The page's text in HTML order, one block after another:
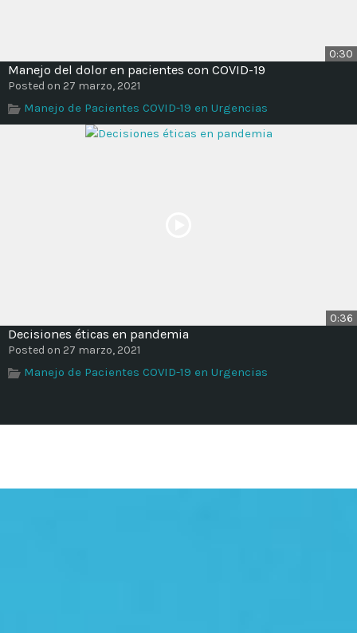
0:30
Manejo del dolor en pacientes con COVID-19
Posted on 27 marzo, 2021
Manejo de Pacientes COVID-19 en Urgencias
0:36
Decisiones éticas en pandemia
Posted on 27 marzo, 2021
Manejo de Pacientes COVID-19 en Urgencias